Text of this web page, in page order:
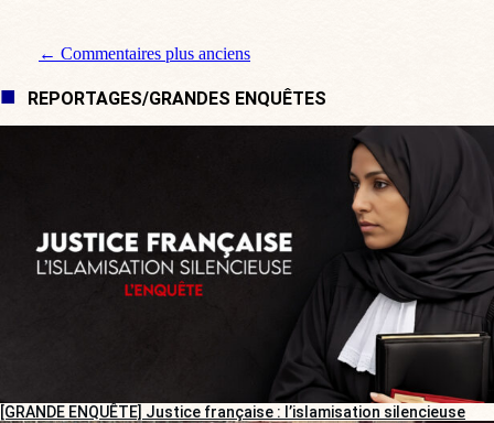
Navigation de commentaire
← Commentaires plus anciens
REPORTAGES/GRANDES ENQUÊTES
[GRANDE ENQUÊTE] Justice française : l’islamisation silencieuse